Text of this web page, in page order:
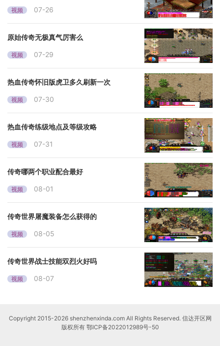
视频 07-26
原始传奇无极真气厉害么
视频 07-29
热血传奇怀旧版虎卫多久刷新一次
视频 07-30
热血传奇练级地点及等级攻略
视频 07-31
传奇哪两个职业配合最好
视频 08-01
传奇世界屠魔装备怎么获得的
视频 08-05
传奇世界战士技能双烈火好吗
视频 08-07
Copyright 2015-2026 shenzhenxinda.com All Rights Reserved. 信达开区网
版权所有 鄂ICP备2022012989号-50